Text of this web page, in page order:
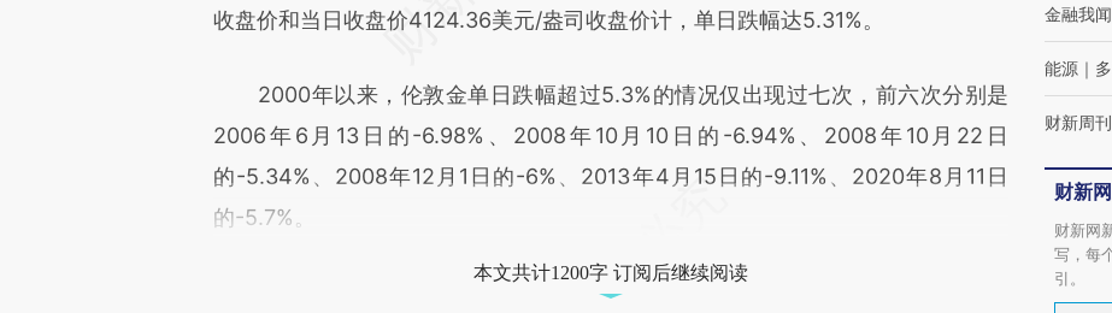
收盘价和当日收盘价4124.36美元/盎司收盘价计，单日跌幅达5.31%。
2000年以来，伦敦金单日跌幅超过5.3%的情况仅出现过七次，前六次分别是
2006年6月13日的-6.98%、2008年10月10日的-6.94%、2008年10月22日
的-5.34%、2008年12月1日的-6%、2013年4月15日的-9.11%、2020年8月11日
的-5.7%。
本文共计1200字 订阅后继续阅读
金融我闻
能源 ｜
财新周刊
财新
财新网
写，每
引。